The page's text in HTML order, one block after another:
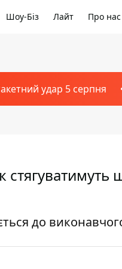
Шоу-Біз Лайт Про нас
удар 5 серпня
до